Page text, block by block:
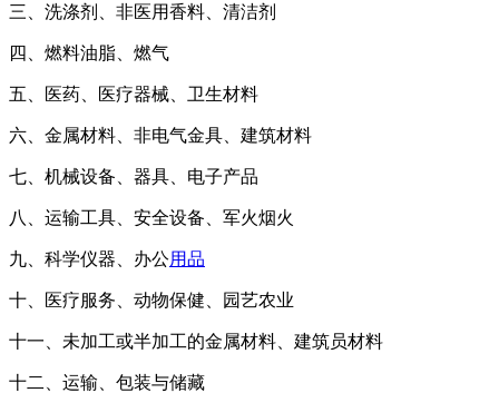
三、洗涤剂、非医用香料、清洁剂
四、燃料油脂、燃气
五、医药、医疗器械、卫生材料
六、金属材料、非电气金具、建筑材料
七、机械设备、器具、电子产品
八、运输工具、安全设备、军火烟火
九、科学仪器、办公用品
十、医疗服务、动物保健、园艺农业
十一、未加工或半加工的金属材料、建筑员材料
十二、运输、包装与储藏